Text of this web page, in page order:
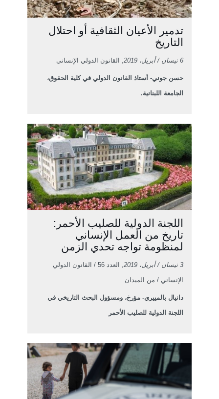
تدمير الأعيان الثقافية أو احتلال
التاريخ
6 نيسان / أبريل، 2019 , القانون الدولي الإنساني
حسن جوني- أستاذ القانون الدولي في كلية الحقوق،
الجامعة اللبنانية.
اللجنة الدولية للصليب الأحمر:
تاريخ من العمل الإنساني
لمنظومة تواجه تحدي الزمن
3 نيسان / أبريل، 2019 , العدد 56 / القانون الدولي
الإنساني / من الميدان
دانيال بالمييري- مؤرخ، ومسؤول البحث التاريخي في
اللجنة الدولية للصليب الأحمر